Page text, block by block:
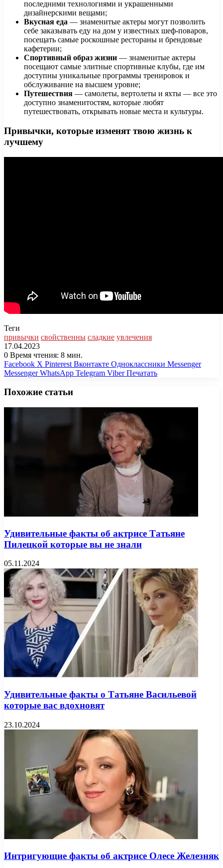
последними технологиями и украшенными
дизайнерскими вещами;
Вкусная еда — знаменитые актеры могут позволить
себе заказывать еду на дом у известных шеф-поваров,
посещать самые роскошные рестораны и брендовые
кафетерии;
Спортивный образ жизни — знаменитые актеры
посещают самые элитные спортивные клубы, где им
доступны уникальные программы тренировок и
обслуживание на высшем уровне;
Путешествия — самолеты, вертолеты и яхты — все это
доступно знаменитостям, которые любят
путешествовать, открывать новые места и культуры.
Привычки, которые изменят твою жизнь к
лучшему
Теги
привычки свойственны сладкие увлечения
17.04.2023
0 Время чтения: 8 мин.
Facebook X Pinterest Вконтакте Одноклассники Messenger
Messenger WhatsApp Telegram Viber Печатать
Похожие статьи
Удивительные факты об актрисе Татьяне
Пилецкой которые вы не знали
05.11.2024
Удивительные факты о Татьяне Васильевой
которые вас вдохновят
23.10.2024
Интригующие факты об актрисе Олесе Железняк